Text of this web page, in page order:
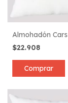
Almohadón Cars
$22.908
Comprar